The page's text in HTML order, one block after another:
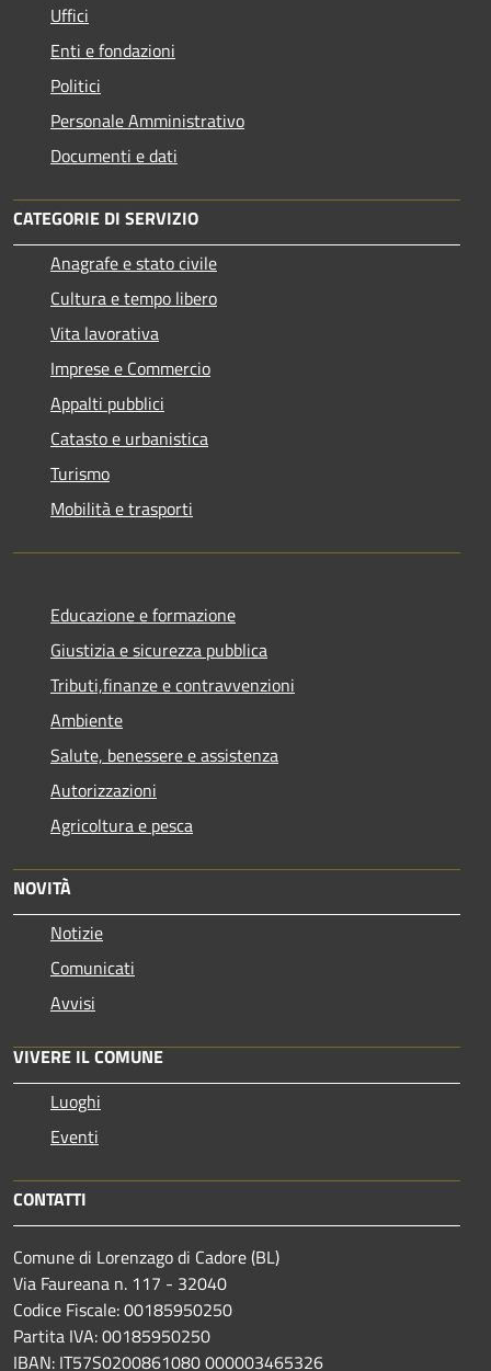
Uffici
Enti e fondazioni
Politici
Personale Amministrativo
Documenti e dati
CATEGORIE DI SERVIZIO
Anagrafe e stato civile
Cultura e tempo libero
Vita lavorativa
Imprese e Commercio
Appalti pubblici
Catasto e urbanistica
Turismo
Mobilità e trasporti
Educazione e formazione
Giustizia e sicurezza pubblica
Tributi,finanze e contravvenzioni
Ambiente
Salute, benessere e assistenza
Autorizzazioni
Agricoltura e pesca
NOVITÀ
Notizie
Comunicati
Avvisi
VIVERE IL COMUNE
Luoghi
Eventi
CONTATTI
Comune di Lorenzago di Cadore (BL)
Via Faureana n. 117 - 32040
Codice Fiscale: 00185950250
Partita IVA: 00185950250
IBAN: IT57S0200861080 000003465326